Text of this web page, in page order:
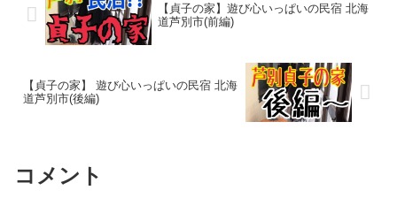
【貞子の家】遊び心いっぱいの民宿 北海
道芦別市(前編)
【貞子の家】 遊び心いっぱいの民宿 北海
道芦別市(後編)
コメント